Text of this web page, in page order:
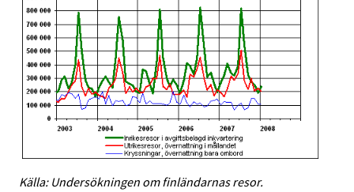
Källa: Undersökningen om finländarnas resor.